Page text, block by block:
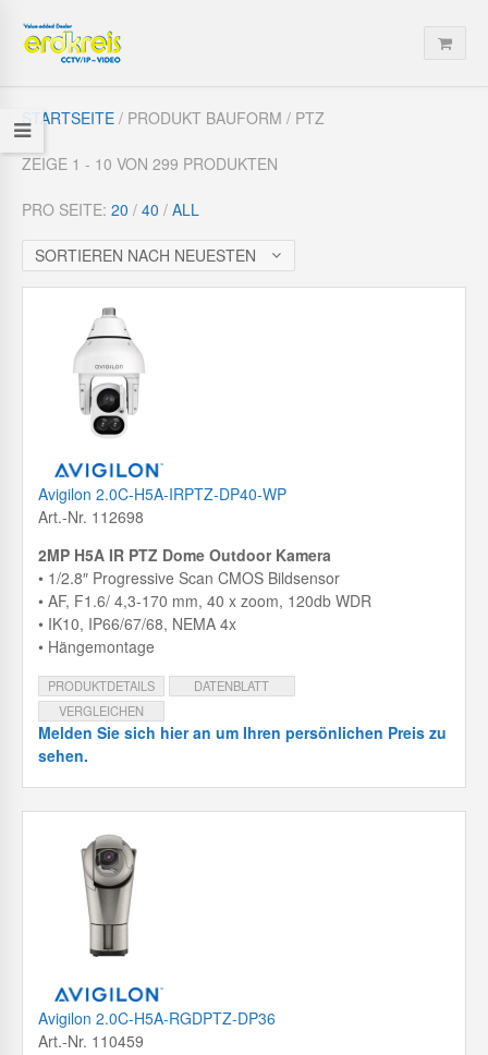
STARTSEITE / PRODUKT BAUFORM / PTZ
ZEIGE 1 - 10 VON 299 PRODUKTEN
PRO SEITE: 20 / 40 / ALL
SORTIEREN NACH NEUESTEN
Avigilon 2.0C-H5A-IRPTZ-DP40-WP
Art.-Nr. 112698
2MP H5A IR PTZ Dome Outdoor Kamera
• 1/2.8″ Progressive Scan CMOS Bildsensor
• AF, F1.6/ 4,3-170 mm, 40 x zoom, 120db WDR
• IK10, IP66/67/68, NEMA 4x
• Hängemontage
PRODUKTDETAILS
DATENBLATT
VERGLEICHEN
Melden Sie sich hier an um Ihren persönlichen Preis zu
sehen.
Avigilon 2.0C-H5A-RGDPTZ-DP36
Art.-Nr. 110459